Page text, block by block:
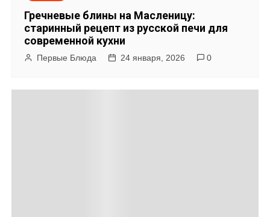
Гречневые блины на Масленицу:
старинный рецепт из русской печи для
современной кухни
Первые Блюда 24 января, 2026 0